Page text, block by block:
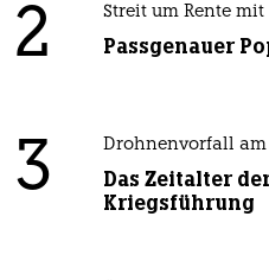
2 Streit um Rente mit
Passgenauer
3 Drohnenvorfall
Das Zeitalter
Kriegsführung